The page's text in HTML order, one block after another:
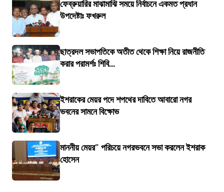
ফেব্রুয়ারির মাঝামাঝি সময়ে নির্বাচনে একমত প্রধান
উপদেষ্টাঃ ফখরুল
ছাত্রদল সভাপতিকে অতীত থেকে শিক্ষা নিয়ে রাজনীতি
করার পরামর্শঃ শিবি...
ইশরাকের মেয়র পদে শপথের দাবিতে আবারো নগর
ভবনের সামনে বিক্ষোভ
মাননীয় মেয়র" পরিচয়ে নগরভবনে সভা করলেন ইশরাক
হোসেন